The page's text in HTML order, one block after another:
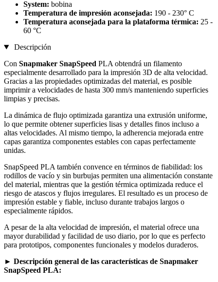
System: bobina
Temperatura de impresión aconsejada: 190 - 230° C
Temperatura aconsejada para la plataforma térmica: 25 -
60 °C
Descripción
Con Snapmaker SnapSpeed PLA obtendrá un filamento
especialmente desarrollado para la impresión 3D de alta velocidad.
Gracias a las propiedades optimizadas del material, es posible
imprimir a velocidades de hasta 300 mm/s manteniendo superficies
limpias y precisas.
La dinámica de flujo optimizada garantiza una extrusión uniforme,
lo que permite obtener superficies lisas y detalles finos incluso a
altas velocidades. Al mismo tiempo, la adherencia mejorada entre
capas garantiza componentes estables con capas perfectamente
unidas.
SnapSpeed PLA también convence en términos de fiabilidad: los
rodillos de vacío y sin burbujas permiten una alimentación constante
del material, mientras que la gestión térmica optimizada reduce el
riesgo de atascos y flujos irregulares. El resultado es un proceso de
impresión estable y fiable, incluso durante trabajos largos o
especialmente rápidos.
A pesar de la alta velocidad de impresión, el material ofrece una
mayor durabilidad y facilidad de uso diario, por lo que es perfecto
para prototipos, componentes funcionales y modelos duraderos.
► Descripción general de las características de Snapmaker
SnapSpeed PLA: